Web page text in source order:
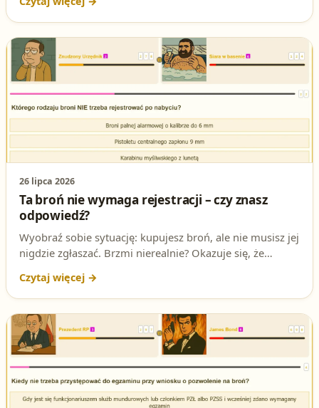
wymogu pełnoletności przy rejestracji broni. Sprawdź
poprawną odpowiedź i podstawę prawną.
26 lipca 2026
Ta broń nie wymaga rejestracji – czy znasz
odpowiedź?
Wyobraź sobie sytuację: kupujesz broń, ale nie musisz jej
nigdzie zgłaszać. Brzmi nierealnie? Okazuje się, że
to podchwytliwe pytanie z testu na patent strzelecki.